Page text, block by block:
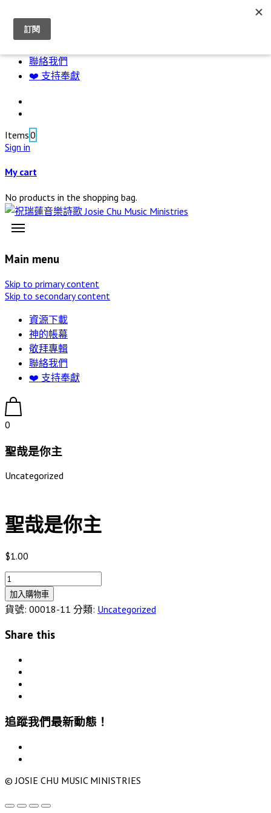
資源下載
神的帳幕
聯絡我們
❤️ 支持奉獻
Items0
Sign in
My cart
No products in the shopping bag.
Main menu
Skip to primary content
Skip to secondary content
資源下載
神的帳幕
敬拜專輯
聯絡我們
❤️ 支持奉獻
0
聖哉是你主
Uncategorized
聖哉是你主
$1.00
聖
哉
是
主
加入購物車
貨號: 00018-11 分類: Uncategorized
Share this
追蹤我們最新動態！
© JOSIE CHU MUSIC MINISTRIES